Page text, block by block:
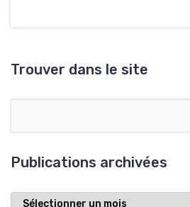
Trouver dans le site
Publications archivées
Publications